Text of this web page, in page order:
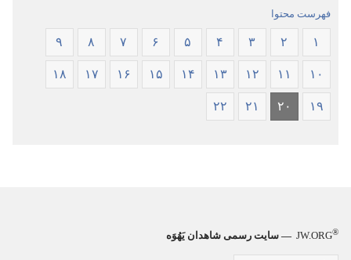
فهرست محتوا
۱ ۲ ۳ ۴ ۵ ۶ ۷ ۸ ۹
۱۰ ۱۱ ۱۲ ۱۳ ۱۴ ۱۵ ۱۶ ۱۷ ۱۸
۱۹ ۲۰ ۲۱ ۲۲
JW.ORG® — سایت رسمی شاهدان یَهُوَه